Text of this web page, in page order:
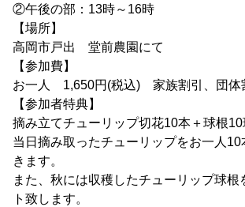
②午後の部：13時～16時
【場所】
高岡市戸出 堂前農園にて
【参加費】
お一人 1,650円(税込) 家族割引、団体
【参加者特典】
摘み立てチューリップ切花10本＋球根10
当日摘み取ったチューリップをお一人
きます。
また、秋には収穫したチューリップ球根
ト致します。